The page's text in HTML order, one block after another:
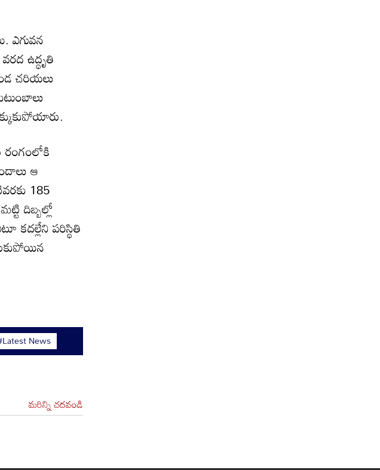
ఎగువన
ఉద్ధృతి
చరియలు
రంగంలోకి
ఆ
185
దిబ్బల్లో
కదల్లేని పరిస్థితి
News
మరిన్ని చదవండి